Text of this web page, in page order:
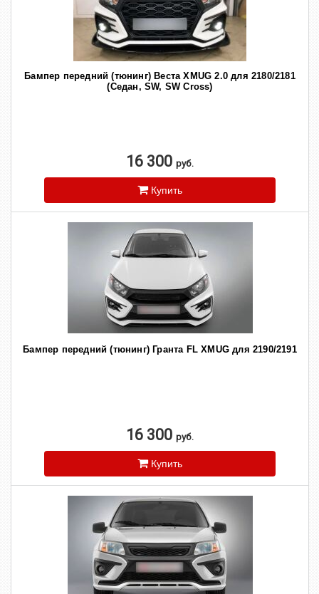
Бампер передний (тюнинг) Веста XMUG 2.0 для 2180/2181
(Седан, SW, SW Cross)
16 300 руб.
Купить
Бампер передний (тюнинг) Гранта FL XMUG для 2190/2191
16 300 руб.
Купить